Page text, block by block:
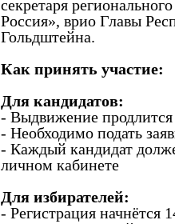
секретаря
Россия», врио Главы
Гольдштейна.
Как принять участие:
Для кандидатов:
- Выдвижение продлится
- Необходимо подать
- Каждый кандидат
личном кабинете
Для избирателей:
- Регистрация начнётся